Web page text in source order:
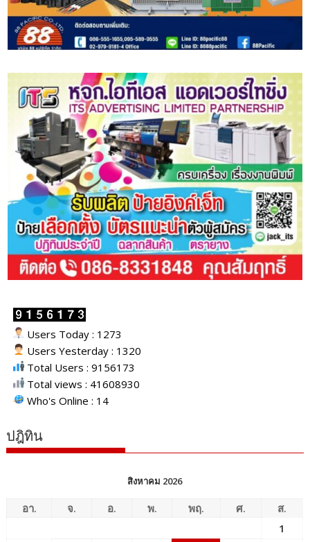
Users Today : 1273
Users Yesterday : 1320
Total Users : 9156173
Total views : 41608930
Who's Online : 14
ปฎิทิน
สิงหาคม 2026
อา. จ. อ. พ. พฤ. ศ.
ส.
1